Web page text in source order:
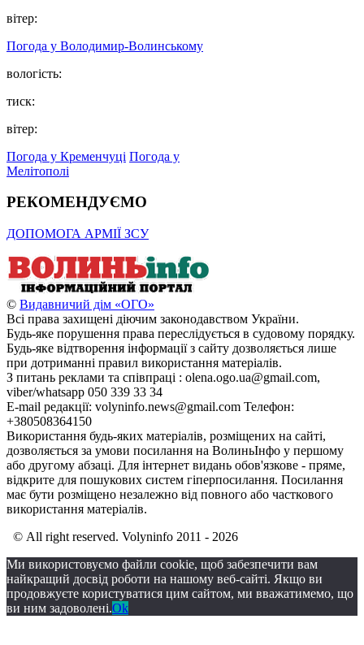
вітер:
Погода у Володимир-Волинському
вологість:
тиск:
вітер:
Погода у Кременчуці Погода у
Мелітополі
РЕКОМЕНДУЄМО
ДОПОМОГА АРМІЇ ЗСУ
© Видавничий дім «ОГО»
Всі права захищені діючим законодавством України.
Будь-яке порушення права переслідується в судовому порядку.
Будь-яке відтворення інформації з сайту дозволяється лише
при дотриманні правил використання матеріалів.
З питань реклами та співпраці : olena.ogo.ua@gmail.com,
viber/whatsapp 050 339 33 34
E-mail редакції: volyninfo.news@gmail.com Телефон:
+380508364150
Використання будь-яких матеріалів, розміщених на сайті,
дозволяється за умови посилання на ВолиньІнфо у першому
або другому абзаці. Для інтернет видань обов'язкове - пряме,
відкрите для пошукових систем гіперпосилання. Посилання
має бути розміщено незалежно від повного або часткового
використання матеріалів.
© All right reserved. Volyninfo 2011 - 2026
Ми використовуємо файли cookie, щоб забезпечити вам
найкращий досвід роботи на нашому веб-сайті. Якщо ви
продовжуєте користуватися цим сайтом, ми вважатимемо, що
ви ним задоволені.Ok